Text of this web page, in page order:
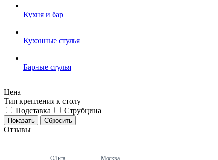
Кухня и бар
Кухонные стулья
Барные стулья
Цена
Тип крепления к столу
Подставка
Струбцина
Сбросить
Отзывы
ОЛьга Москва